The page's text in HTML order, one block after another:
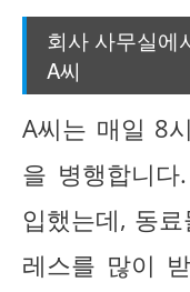
회사 사무실에
A씨
A씨는 매일 8
을 병행합니
입했는데, 동
레스를 많이